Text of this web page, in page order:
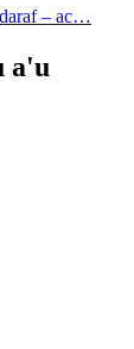
– ac…
a'u